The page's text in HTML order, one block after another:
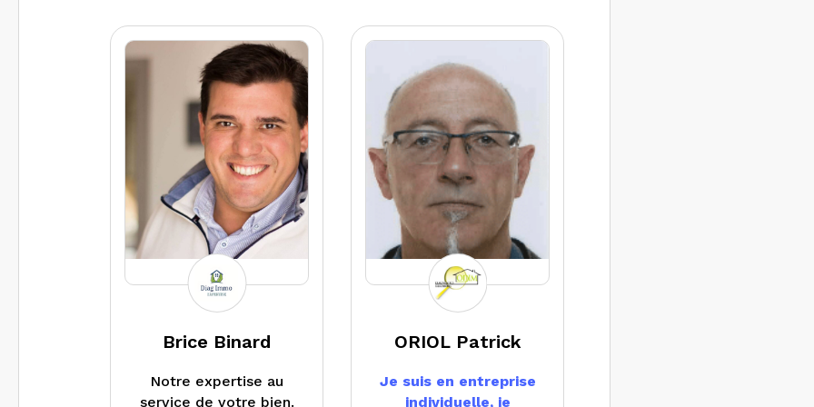
Parisien, de Saint Nom
la Bretèche à Bougival,
de la Celle Saint Cloud
à Jouy en Josas…
Je réalise l’ensemble
des diagnostics
obligatoires pour
toutes les transactions
entre particuliers et
suis votre unique
interlocuteur pour
toute question.
Disponible 6 jours sur
7, mes délais
d’intervention ne
dépassent jamais
48/72 heures et les
rapports sont transmis
Brice Binard
Notre expertise au
service de votre bien.
ORIOL Patrick
Je suis en entreprise
individuelle, je